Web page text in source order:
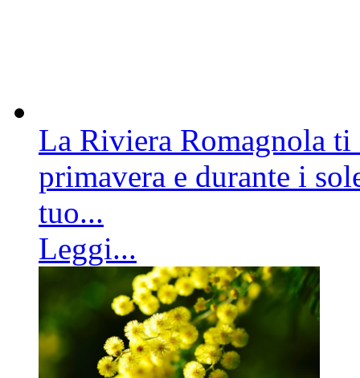
La Riviera Romagnola
primavera e durante i
tuo...
Leggi...